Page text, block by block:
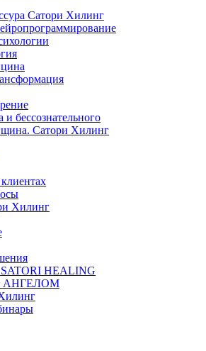
Сатори Хилинг
бессознательного
Сатори Хилинг
Хилинг
SATORI HEALING
АНГЕЛОМ